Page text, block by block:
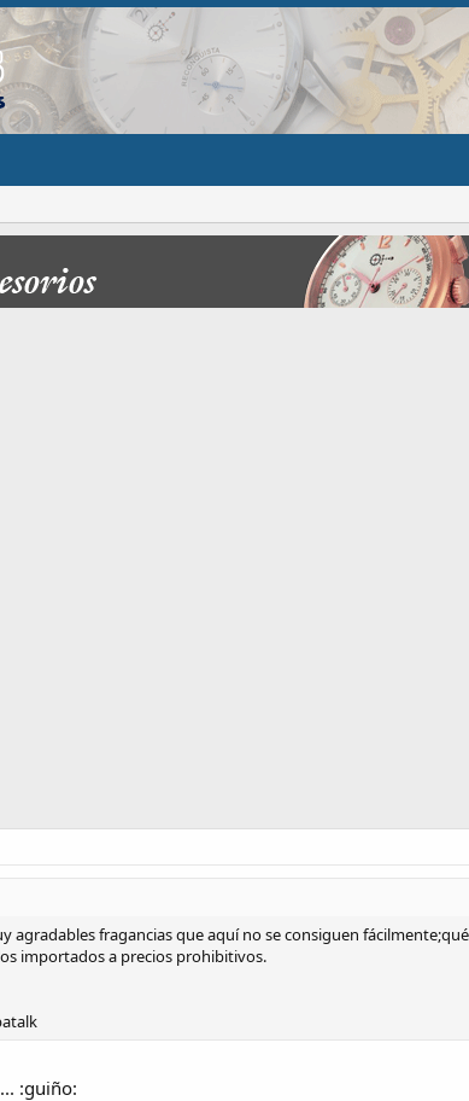
agradables fragancias que aquí no se consiguen
importados a precios prohibitivos.
:guiño: